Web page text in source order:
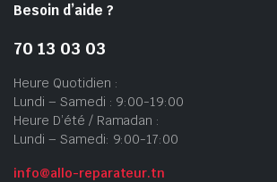
Besoin d’aide ?
70 13 03 03
Heure Quotidien :
Lundi – Samedi : 9:00-19:00
Heure D’été / Ramadan :
Lundi – Samedi: 9:00-17:00
info@allo-reparateur.tn